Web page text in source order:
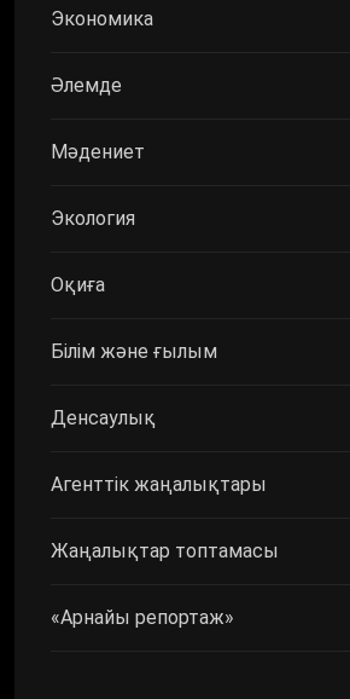
Экономика
Әлемде
Мәдениет
Экология
Оқиға
Білім және ғылым
Денсаулық
Агенттік жаңалықтары
Жаңалықтар топтамасы
«Арнайы репортаж»